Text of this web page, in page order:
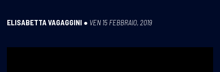
ELISABETTA VAGAGGINI ● VEN 15 FEBBRAIO, 2019